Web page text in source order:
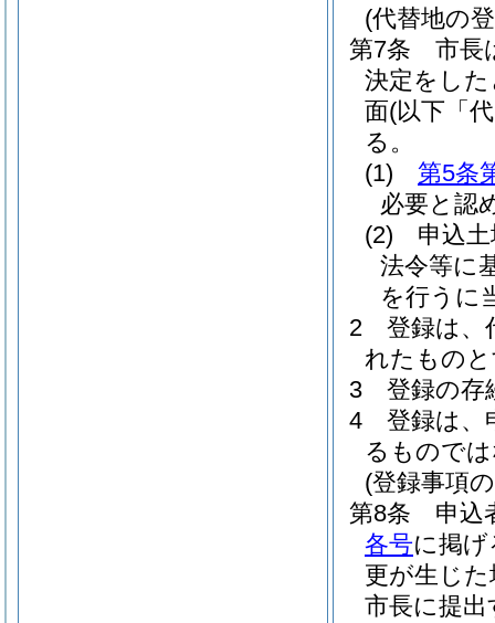
(代替地の
第7条
市長
決定をし
面(以下「
る。
(1)
第5条
必要と認
(2)
申込
法令等に
を行うに
2
登録は、
れたもの
3
登録の存
4
登録は、
るもので
(登録事項
第8条
申込
各号に掲
更が生じ
市長に提